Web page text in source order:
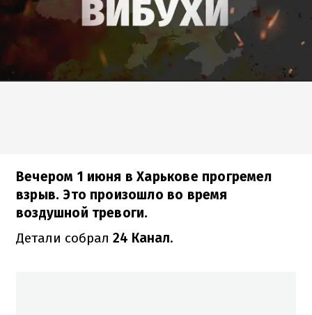
Вечером 1 июня в Харькове прогремел
взрыв. Это произошло во время
воздушной тревоги.
Детали собрал 24 Канал.